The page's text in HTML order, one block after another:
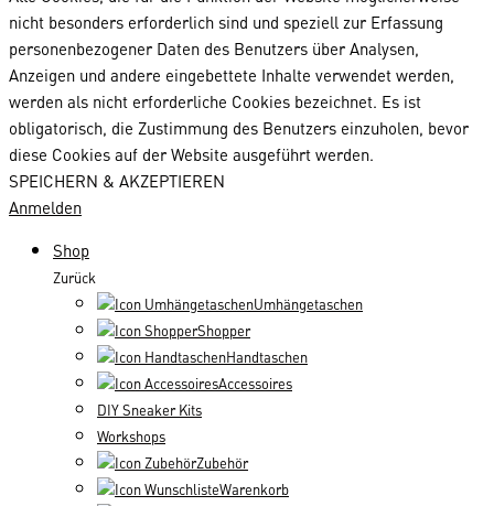
nicht besonders erforderlich sind und speziell zur Erfassung
personenbezogener Daten des Benutzers über Analysen,
Anzeigen und andere eingebettete Inhalte verwendet werden,
werden als nicht erforderliche Cookies bezeichnet. Es ist
obligatorisch, die Zustimmung des Benutzers einzuholen, bevor
diese Cookies auf der Website ausgeführt werden.
SPEICHERN & AKZEPTIEREN
Anmelden
Shop
Zurück
Umhängetaschen
Shopper
Handtaschen
Accessoires
DIY Sneaker Kits
Workshops
Zubehör
Warenkorb